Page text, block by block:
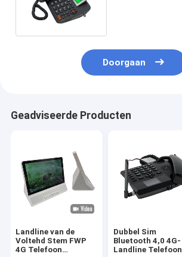
Doorgaan
Geadviseerde Producten
Landline van de
Voltehd Stem FWP
4G Telefoon
Dubbel Sim
Bluetooth 4,0 4G-
Landline Telefoon